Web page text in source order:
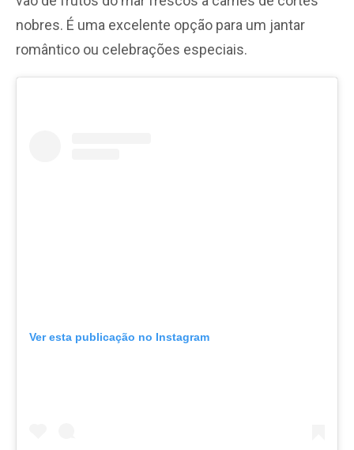
nobres. É uma excelente opção para um jantar
romântico ou celebrações especiais.
Ver esta publicação no Instagram